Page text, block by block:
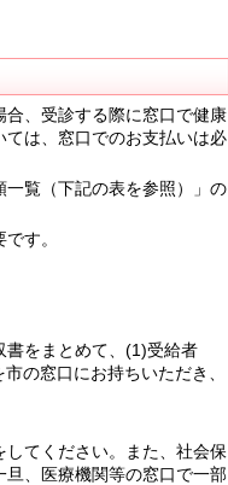
、受診する際に窓口で健康
は、窓口でのお支払いは必
覧（下記の表を参照）」の
す。
をまとめて、(1)受給者
の窓口にお持ちいただき、
てください。また、社会保
、医療機関等の窓口で一部